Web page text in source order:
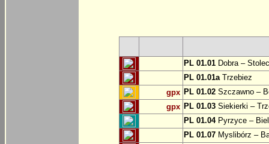
PL 01.01 Dobra –
PL 01.01aTrzebiez
gpx PL 01.02 Szczawno –
gpx PL 01.03 Siekierki –
PL 01.04Pyrzyce –
PL 01.07 Myslibórz –